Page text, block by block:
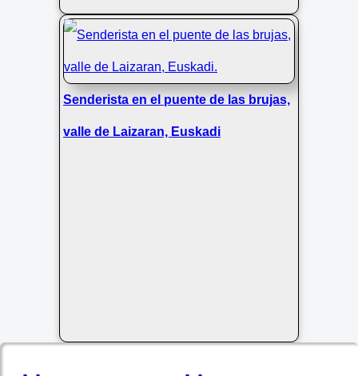
Senderista en el puente de las brujas,
valle de Laizaran, Euskadi